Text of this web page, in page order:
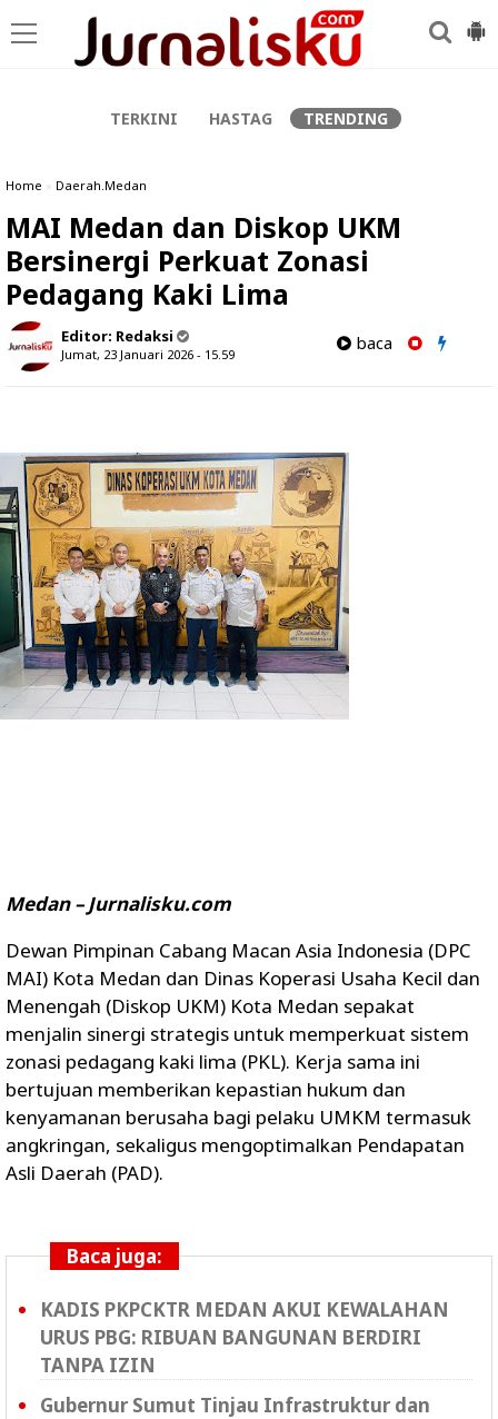
TERKINI HASTAG TRENDING
Home » Daerah.Medan
MAI Medan dan Diskop UKM
Bersinergi Perkuat Zonasi
Pedagang Kaki Lima
Editor: Redaksi
Jumat, 23 Januari 2026 - 15.59
baca
Medan – Jurnalisku.com
Dewan Pimpinan Cabang Macan Asia Indonesia (DPC
MAI) Kota Medan dan Dinas Koperasi Usaha Kecil dan
Menengah (Diskop UKM) Kota Medan sepakat
menjalin sinergi strategis untuk memperkuat sistem
zonasi pedagang kaki lima (PKL). Kerja sama ini
bertujuan memberikan kepastian hukum dan
kenyamanan berusaha bagi pelaku UMKM termasuk
angkringan, sekaligus mengoptimalkan Pendapatan
Asli Daerah (PAD).
Baca juga:
KADIS PKPCKTR MEDAN AKUI KEWALAHAN
URUS PBG: RIBUAN BANGUNAN BERDIRI
TANPA IZIN
Gubernur Sumut Tinjau Infrastruktur dan